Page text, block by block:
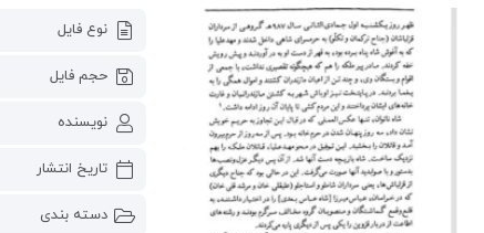
نوع فایل
حجم فایل
نویسنده
تاریخ انتشار
دسته بندی